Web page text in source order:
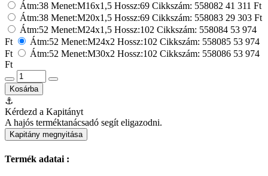
Átm:38 Menet:M16x1,5 Hossz:69 Cikkszám: 558082 41 311 Ft
Átm:38 Menet:M20x1,5 Hossz:69 Cikkszám: 558083 29 303 Ft
Átm:52 Menet:M24x1,5 Hossz:102 Cikkszám: 558084 53 974
Ft
Átm:52 Menet:M24x2 Hossz:102 Cikkszám: 558085 53 974
Ft
Átm:52 Menet:M30x2 Hossz:102 Cikkszám: 558086 53 974
Ft
Kosárba
⚓
Kérdezd a Kapitányt
A hajós terméktanácsadó segít eligazodni.
Kapitány megnyitása
Termék adatai :